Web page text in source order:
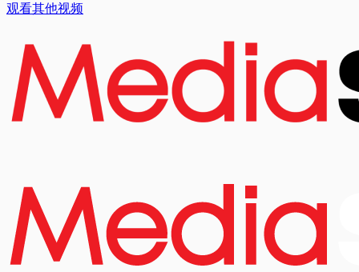
观看其他视频